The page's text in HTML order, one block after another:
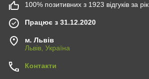
100% позитивних з 1923 відгуків за рік
Працює з 31.12.2020
м. Львів
Львів, Україна
Контакти